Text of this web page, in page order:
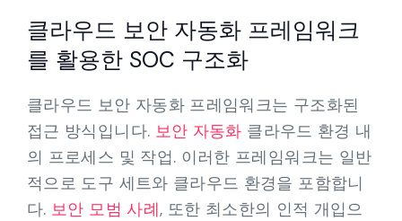
클라우드 보안 자동화 프레임워크
를 활용한 SOC 구조화
클라우드 보안 자동화 프레임워크는 구조화된
접근 방식입니다. 보안 자동화 클라우드 환경 내
의 프로세스 및 작업. 이러한 프레임워크는 일반
적으로 도구 세트와 클라우드 환경을 포함합니
다. 보안 모범 사례, 또한 최소한의 인적 개입으